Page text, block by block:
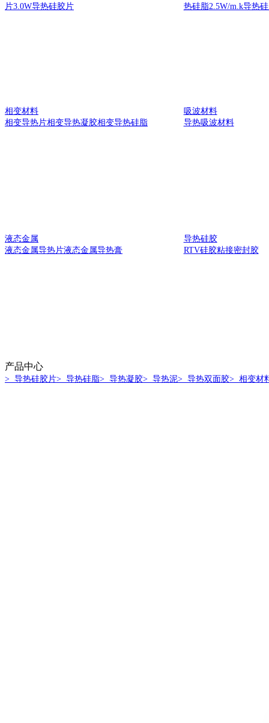
片3.0W导热硅胶片
热硅脂2.5W/m.k导热
相变材料
相变导热片相变导热凝胶相变导热硅脂
吸波材料
导热吸波材料
液态金属
液态金属导热片液态金属导热膏
导热硅胶
RTV硅胶粘接密封胶
产品中心
> 导热硅胶片> 导热硅脂> 导热凝胶> 导热泥> 导热双面胶> 相变材